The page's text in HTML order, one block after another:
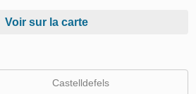
Voir sur la carte
Castelldefels